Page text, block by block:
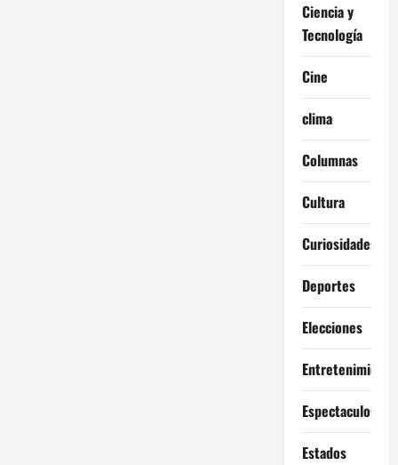
Ciencia y
Tecnología
Cine
clima
Columnas
Cultura
Curiosidades
Deportes
Elecciones
Entretenimiento
Espectaculos
Estados